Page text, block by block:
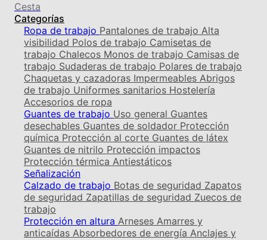
Cesta
Categorías
Ropa de trabajo Pantalones de trabajo Alta
visibilidad Polos de trabajo Camisetas de
trabajo Chalecos Monos de trabajo Camisas de
trabajo Sudaderas de trabajo Polares de trabajo
Chaquetas y cazadoras Impermeables Abrigos
de trabajo Uniformes sanitarios Hostelería
Accesorios de ropa
Guantes de trabajo Uso general Guantes
desechables Guantes de soldador Protección
química Protección al corte Guantes de látex
Guantes de nitrilo Protección impactos
Protección térmica Antiestáticos
Señalización
Calzado de trabajo Botas de seguridad Zapatos
de seguridad Zapatillas de seguridad Zuecos de
trabajo
Protección en altura Arneses Amarres y
anticaídas Absorbedores de energía Anclajes y